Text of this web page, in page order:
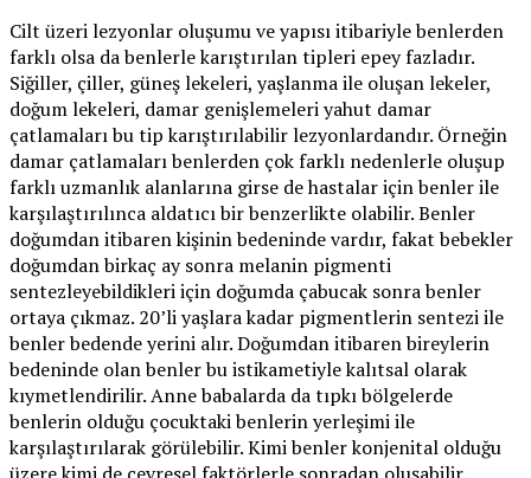
Cilt üzeri lezyonlar oluşumu ve yapısı itibariyle benlerden
farklı olsa da benlerle karıştırılan tipleri epey fazladır.
Siğiller, çiller, güneş lekeleri, yaşlanma ile oluşan lekeler,
doğum lekeleri, damar genişlemeleri yahut damar
çatlamaları bu tip karıştırılabilir lezyonlardandır. Örneğin
damar çatlamaları benlerden çok farklı nedenlerle oluşup
farklı uzmanlık alanlarına girse de hastalar için benler ile
karşılaştırılınca aldatıcı bir benzerlikte olabilir. Benler
doğumdan itibaren kişinin bedeninde vardır, fakat bebekler
doğumdan birkaç ay sonra melanin pigmenti
sentezleyebildikleri için doğumda çabucak sonra benler
ortaya çıkmaz. 20’li yaşlara kadar pigmentlerin sentezi ile
benler bedende yerini alır. Doğumdan itibaren bireylerin
bedeninde olan benler bu istikametiyle kalıtsal olarak
kıymetlendirilir. Anne babalarda da tıpkı bölgelerde
benlerin olduğu çocuktaki benlerin yerleşimi ile
karşılaştırılarak görülebilir. Kimi benler konjenital olduğu